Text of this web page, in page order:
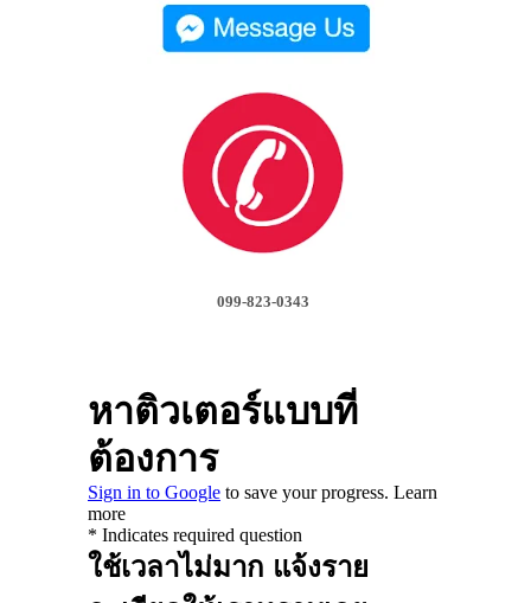
099-823-0343